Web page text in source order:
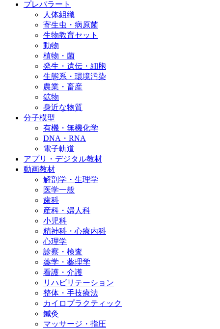
プレパラート
人体組織
寄生虫・病原菌
生物教育セット
動物
植物・菌
発生・遺伝・細胞
生態系・環境汚染
農業・畜産
鉱物
身近な物質
分子模型
有機・無機化学
DNA・RNA
電子軌道
アプリ・デジタル教材
動画教材
解剖学・生理学
医学一般
歯科
産科・婦人科
小児科
精神科・心療内科
心理学
診察・検査
薬学・薬理学
看護・介護
リハビリテーション
整体・手技療法
カイロプラクティック
鍼灸
マッサージ・指圧